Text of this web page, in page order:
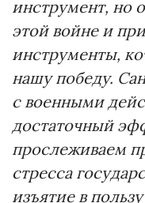
инструмент, но
этой войне и
инструменты,
нашу победу.
с военными
достаточный
прослеживаем
стресса
изъятие в